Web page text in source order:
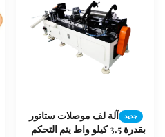
جديد
آلة لف موصلات ستاتور
بقدرة 3.5 كيلو واط يتم التحكم